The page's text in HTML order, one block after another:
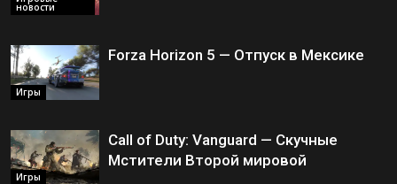
новости
Игры
Forza Horizon 5 — Отпуск в Мексике
Игры
Call of Duty: Vanguard — Скучные
Мстители Второй мировой